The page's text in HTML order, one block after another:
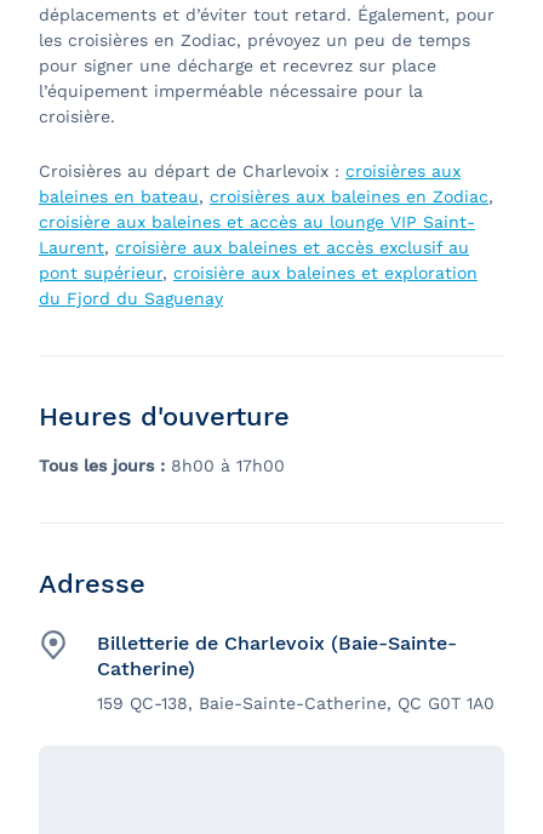
déplacements et d’éviter tout retard. Également, pour
les croisières en Zodiac, prévoyez un peu de temps
pour signer une décharge et recevrez sur place
l’équipement imperméable nécessaire pour la
croisière.
Croisières au départ de Charlevoix : croisières aux
baleines en bateau, croisières aux baleines en Zodiac,
croisière aux baleines et accès au lounge VIP Saint-
Laurent, croisière aux baleines et accès exclusif au
pont supérieur, croisière aux baleines et exploration
du Fjord du Saguenay
Heures d'ouverture
Tous les jours : 8h00 à 17h00
Adresse
Billetterie de Charlevoix (Baie-Sainte-
Catherine)
159 QC-138, Baie-Sainte-Catherine, QC G0T 1A0